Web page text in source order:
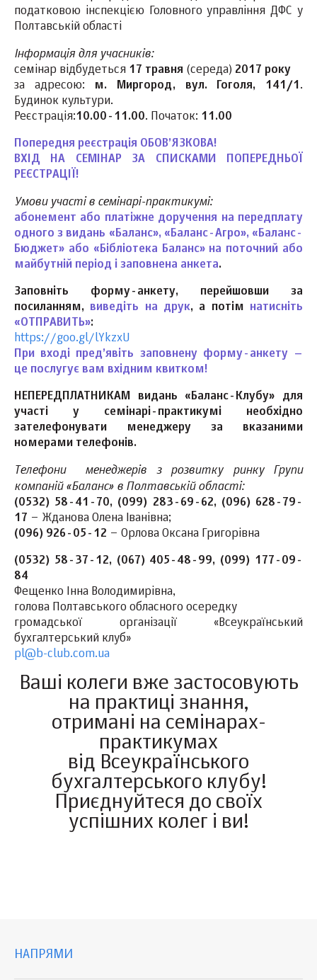
податковою інспекцією Головного управління ДФС у
Полтавській області
Інформація для учасників:
семінар відбудеться 17 травня (середа) 2017 року
за адресою:
м. Миргород, вул. Гоголя, 141/1 .
Будинок культури.
Реєстрація:10.00-11.00. Початок: 11.00
Попередня реєстрація ОБОВ’ЯЗКОВА!
ВХІД НА СЕМІНАР ЗА СПИСКАМИ ПОПЕРЕДНЬОЇ
РЕЄСТРАЦІЇ!
Умови участі в семінарі-практикумі:
абонемент або платіжне доручення на передплату
одного з видань «Баланс», «Баланс-Агро», «Баланс-
Бюджет» або «Бібліотека Баланс» на поточний або
майбутній період і заповнена анкета.
Заповніть форму-анкету, перейшовши за
посиланням, виведіть на друк, а потім натисніть
«ОТПРАВИТЬ»:
https://goo.gl/lYkzxU
При вході пред’явіть заповнену форму-анкету –
це послугує вам вхідним квитком!
НЕПЕРЕДПЛАТНИКАМ видань «Баланс-Клубу» для
участі у семінарі-практикумі необхідно
зателефонувати менеджеру за вказаними
номерами телефонів.
Телефони менеджерів з розвитку ринку Групи
компаній «Баланс» в Полтавській області:
(0532) 58-41-70, (099) 283-69-62, (096) 628-79-
17 – Жданова Олена Іванівна;
(096) 926-05-12 – Орлова Оксана Григорівна
(0532) 58-37-12, (067) 405-48-99, (099) 177-09-
84
Фещенко Iнна Володимирiвна,
голова Полтавського обласного осередку
громадської організації «Всеукраїнський
бухгалтерський клуб»
pl@b-club.com.ua
Ваші колеги вже застосовують
на практиці знання,
отримані на семінарах-
практикумах
від Всеукраїнського
бухгалтерського клубу!
Приєднуйтеся до своїх
успішних колег і ви!
НАПРЯМИ